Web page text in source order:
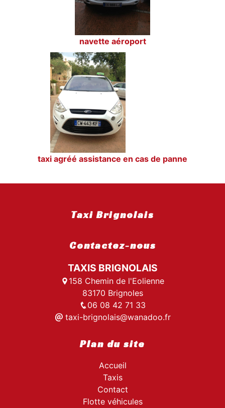
navette aéroport
taxi agréé assistance en cas de panne
Taxi Brignolais
Contactez-nous
TAXIS BRIGNOLAIS
158 Chemin de l'Eolienne
83170 Brignoles
06 08 42 71 33
taxi-brignolais@wanadoo.fr
Plan du site
Accueil
Taxis
Contact
Flotte véhicules